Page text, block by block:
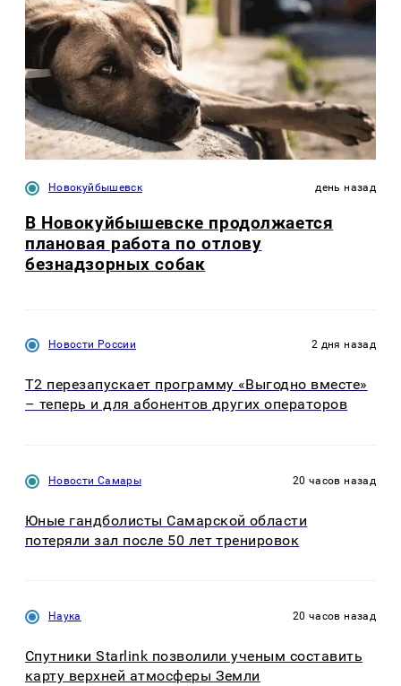
Новокуйбышевск день назад
В Новокуйбышевске продолжается
плановая работа по отлову
безнадзорных собак
Новости России 2 дня назад
Т2 перезапускает программу «Выгодно вместе»
– теперь и для абонентов других операторов
Новости Самары 20 часов назад
Юные гандболисты Самарской области
потеряли зал после 50 лет тренировок
Наука 20 часов назад
Спутники Starlink позволили ученым составить
карту верхней атмосферы Земли